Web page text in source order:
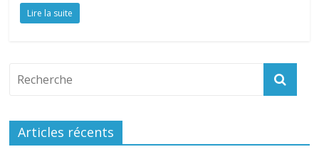
Lire la suite
Articles récents